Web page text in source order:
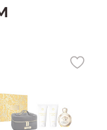
бергамот, лимон